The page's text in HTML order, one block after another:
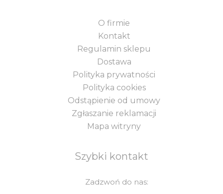
O firmie
Kontakt
Regulamin sklepu
Dostawa
Polityka prywatności
Polityka cookies
Odstąpienie od umowy
Zgłaszanie reklamacji
Mapa witryny
Szybki kontakt
Zadzwoń do nas: